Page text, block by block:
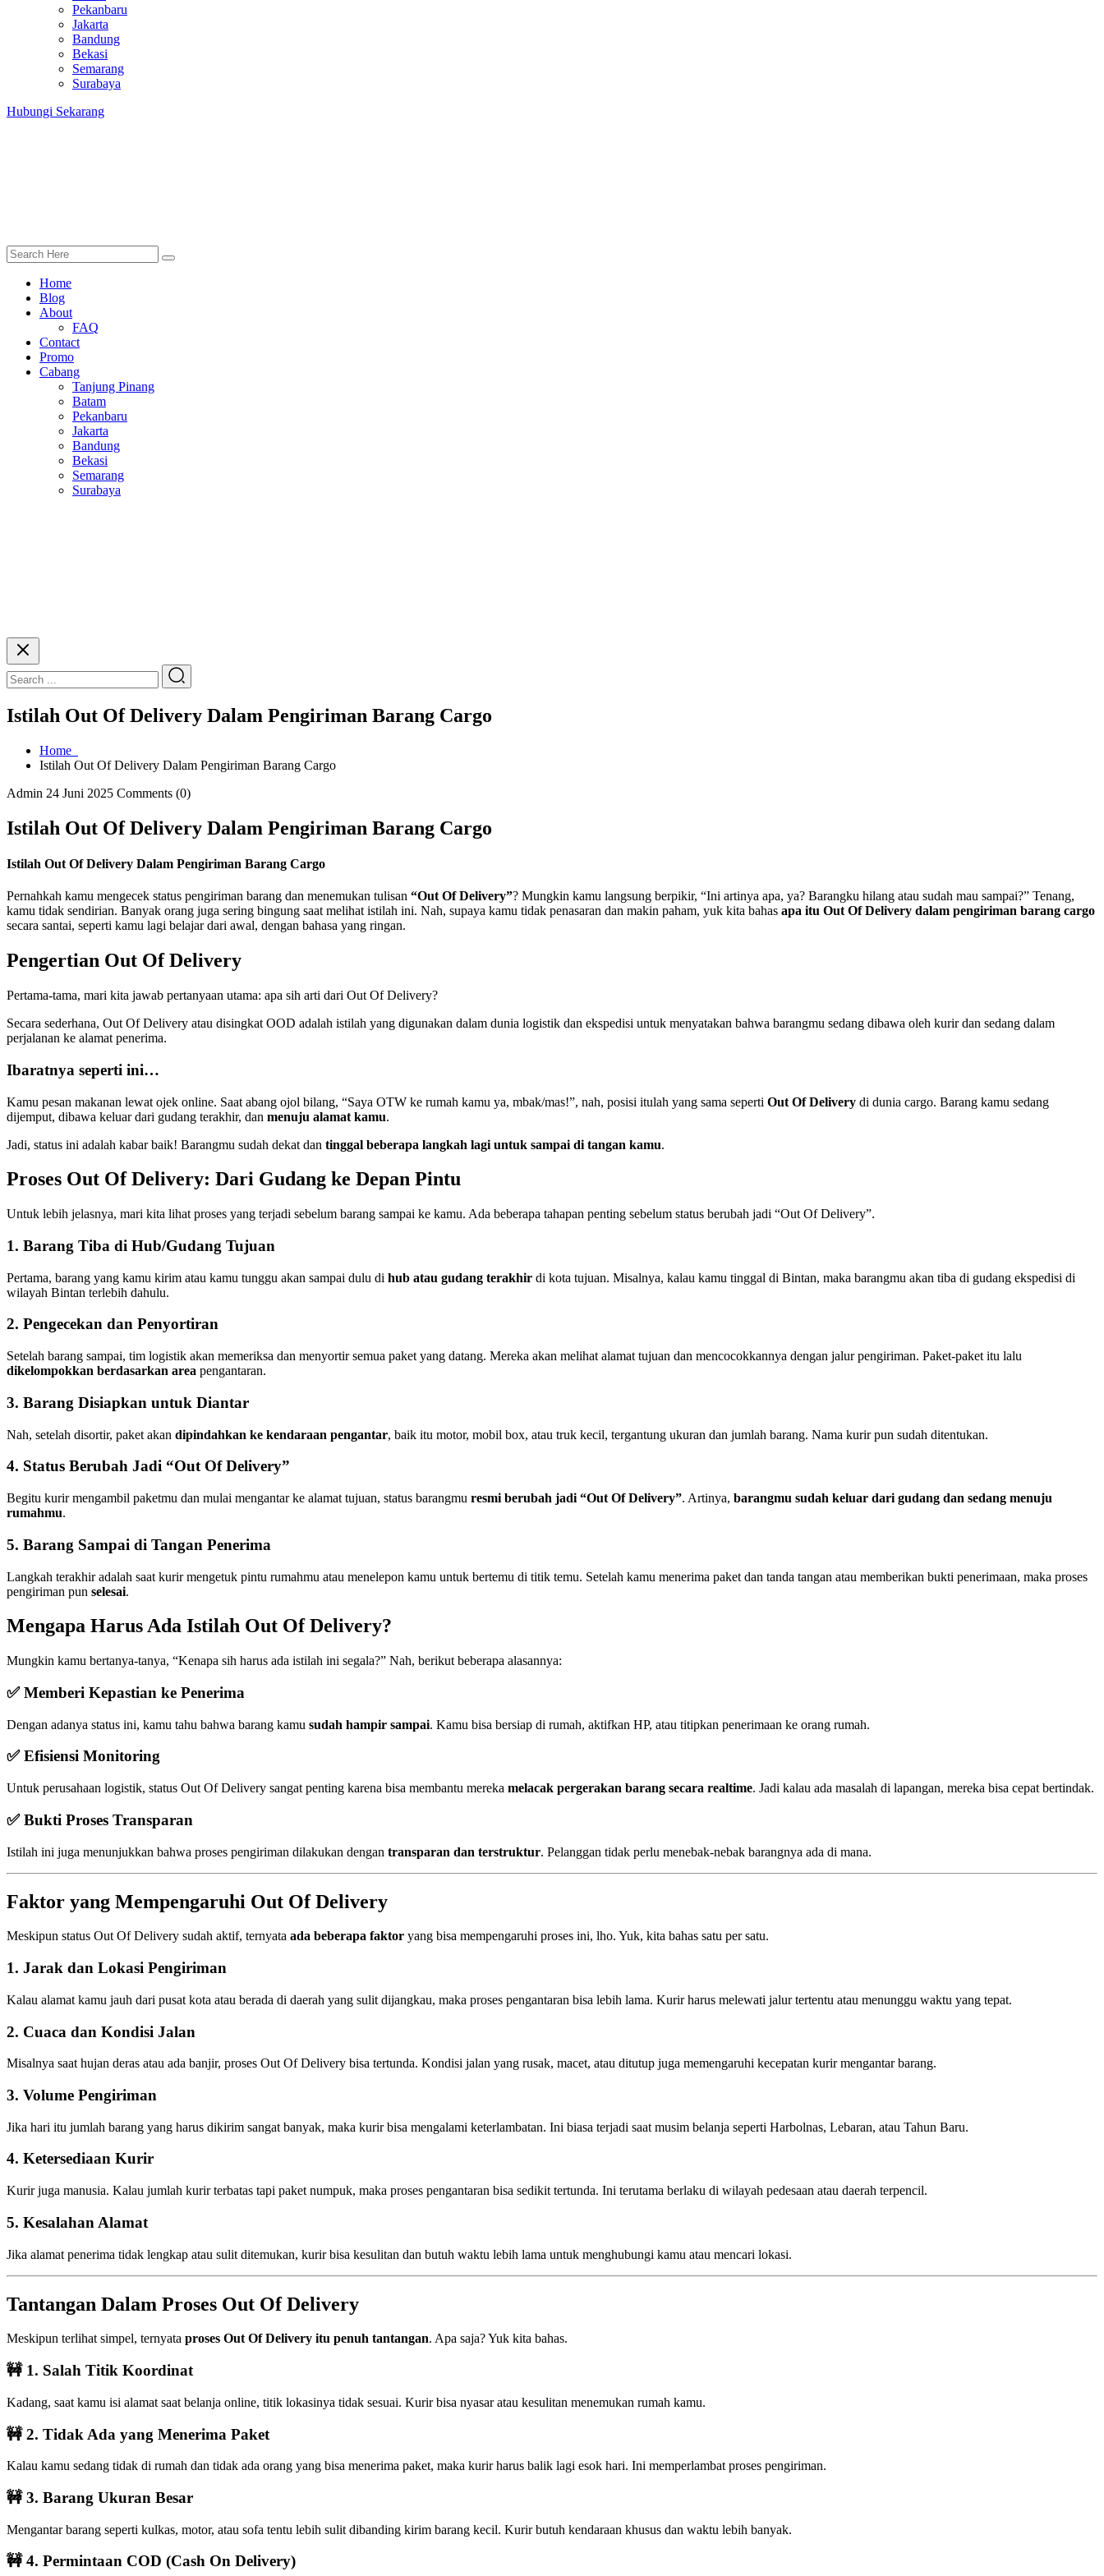
Pekanbaru
Jakarta
Bandung
Bekasi
Semarang
Surabaya
Hubungi Sekarang
Home
Blog
About
FAQ
Contact
Promo
Cabang
Tanjung Pinang
Batam
Pekanbaru
Jakarta
Bandung
Bekasi
Semarang
Surabaya
Istilah Out Of Delivery Dalam Pengiriman Barang Cargo
Home
Istilah Out Of Delivery Dalam Pengiriman Barang Cargo
Admin 24 Juni 2025 Comments (0)
Istilah Out Of Delivery Dalam Pengiriman Barang Cargo
Istilah Out Of Delivery Dalam Pengiriman Barang Cargo
Pernahkah kamu mengecek status pengiriman barang dan menemukan tulisan “Out Of Delivery”? Mungkin kamu langsung berpikir, “Ini artinya apa, ya? Barangku hilang atau sudah mau sampai?” Tenang,
kamu tidak sendirian. Banyak orang juga sering bingung saat melihat istilah ini. Nah, supaya kamu tidak penasaran dan makin paham, yuk kita bahas apa itu Out Of Delivery dalam pengiriman barang cargo
secara santai, seperti kamu lagi belajar dari awal, dengan bahasa yang ringan.
Pengertian Out Of Delivery
Pertama-tama, mari kita jawab pertanyaan utama: apa sih arti dari Out Of Delivery?
Secara sederhana, Out Of Delivery atau disingkat OOD adalah istilah yang digunakan dalam dunia logistik dan ekspedisi untuk menyatakan bahwa barangmu sedang dibawa oleh kurir dan sedang dalam
perjalanan ke alamat penerima.
Ibaratnya seperti ini…
Kamu pesan makanan lewat ojek online. Saat abang ojol bilang, “Saya OTW ke rumah kamu ya, mbak/mas!”, nah, posisi itulah yang sama seperti Out Of Delivery di dunia cargo. Barang kamu sedang
dijemput, dibawa keluar dari gudang terakhir, dan menuju alamat kamu.
Jadi, status ini adalah kabar baik! Barangmu sudah dekat dan tinggal beberapa langkah lagi untuk sampai di tangan kamu.
Proses Out Of Delivery: Dari Gudang ke Depan Pintu
Untuk lebih jelasnya, mari kita lihat proses yang terjadi sebelum barang sampai ke kamu. Ada beberapa tahapan penting sebelum status berubah jadi “Out Of Delivery”.
1. Barang Tiba di Hub/Gudang Tujuan
Pertama, barang yang kamu kirim atau kamu tunggu akan sampai dulu di hub atau gudang terakhir di kota tujuan. Misalnya, kalau kamu tinggal di Bintan, maka barangmu akan tiba di gudang ekspedisi di
wilayah Bintan terlebih dahulu.
2. Pengecekan dan Penyortiran
Setelah barang sampai, tim logistik akan memeriksa dan menyortir semua paket yang datang. Mereka akan melihat alamat tujuan dan mencocokkannya dengan jalur pengiriman. Paket-paket itu lalu
dikelompokkan berdasarkan area pengantaran.
3. Barang Disiapkan untuk Diantar
Nah, setelah disortir, paket akan dipindahkan ke kendaraan pengantar, baik itu motor, mobil box, atau truk kecil, tergantung ukuran dan jumlah barang. Nama kurir pun sudah ditentukan.
4. Status Berubah Jadi “Out Of Delivery”
Begitu kurir mengambil paketmu dan mulai mengantar ke alamat tujuan, status barangmu resmi berubah jadi “Out Of Delivery”. Artinya, barangmu sudah keluar dari gudang dan sedang menuju
rumahmu.
5. Barang Sampai di Tangan Penerima
Langkah terakhir adalah saat kurir mengetuk pintu rumahmu atau menelepon kamu untuk bertemu di titik temu. Setelah kamu menerima paket dan tanda tangan atau memberikan bukti penerimaan, maka proses
pengiriman pun selesai.
Mengapa Harus Ada Istilah Out Of Delivery?
Mungkin kamu bertanya-tanya, “Kenapa sih harus ada istilah ini segala?” Nah, berikut beberapa alasannya:
✅ Memberi Kepastian ke Penerima
Dengan adanya status ini, kamu tahu bahwa barang kamu sudah hampir sampai. Kamu bisa bersiap di rumah, aktifkan HP, atau titipkan penerimaan ke orang rumah.
✅ Efisiensi Monitoring
Untuk perusahaan logistik, status Out Of Delivery sangat penting karena bisa membantu mereka melacak pergerakan barang secara realtime. Jadi kalau ada masalah di lapangan, mereka bisa cepat bertindak.
✅ Bukti Proses Transparan
Istilah ini juga menunjukkan bahwa proses pengiriman dilakukan dengan transparan dan terstruktur. Pelanggan tidak perlu menebak-nebak barangnya ada di mana.
Faktor yang Mempengaruhi Out Of Delivery
Meskipun status Out Of Delivery sudah aktif, ternyata ada beberapa faktor yang bisa mempengaruhi proses ini, lho. Yuk, kita bahas satu per satu.
1. Jarak dan Lokasi Pengiriman
Kalau alamat kamu jauh dari pusat kota atau berada di daerah yang sulit dijangkau, maka proses pengantaran bisa lebih lama. Kurir harus melewati jalur tertentu atau menunggu waktu yang tepat.
2. Cuaca dan Kondisi Jalan
Misalnya saat hujan deras atau ada banjir, proses Out Of Delivery bisa tertunda. Kondisi jalan yang rusak, macet, atau ditutup juga memengaruhi kecepatan kurir mengantar barang.
3. Volume Pengiriman
Jika hari itu jumlah barang yang harus dikirim sangat banyak, maka kurir bisa mengalami keterlambatan. Ini biasa terjadi saat musim belanja seperti Harbolnas, Lebaran, atau Tahun Baru.
4. Ketersediaan Kurir
Kurir juga manusia. Kalau jumlah kurir terbatas tapi paket numpuk, maka proses pengantaran bisa sedikit tertunda. Ini terutama berlaku di wilayah pedesaan atau daerah terpencil.
5. Kesalahan Alamat
Jika alamat penerima tidak lengkap atau sulit ditemukan, kurir bisa kesulitan dan butuh waktu lebih lama untuk menghubungi kamu atau mencari lokasi.
Tantangan Dalam Proses Out Of Delivery
Meskipun terlihat simpel, ternyata proses Out Of Delivery itu penuh tantangan. Apa saja? Yuk kita bahas.
🚧 1. Salah Titik Koordinat
Kadang, saat kamu isi alamat saat belanja online, titik lokasinya tidak sesuai. Kurir bisa nyasar atau kesulitan menemukan rumah kamu.
🚧 2. Tidak Ada yang Menerima Paket
Kalau kamu sedang tidak di rumah dan tidak ada orang yang bisa menerima paket, maka kurir harus balik lagi esok hari. Ini memperlambat proses pengiriman.
🚧 3. Barang Ukuran Besar
Mengantar barang seperti kulkas, motor, atau sofa tentu lebih sulit dibanding kirim barang kecil. Kurir butuh kendaraan khusus dan waktu lebih banyak.
🚧 4. Permintaan COD (Cash On Delivery)